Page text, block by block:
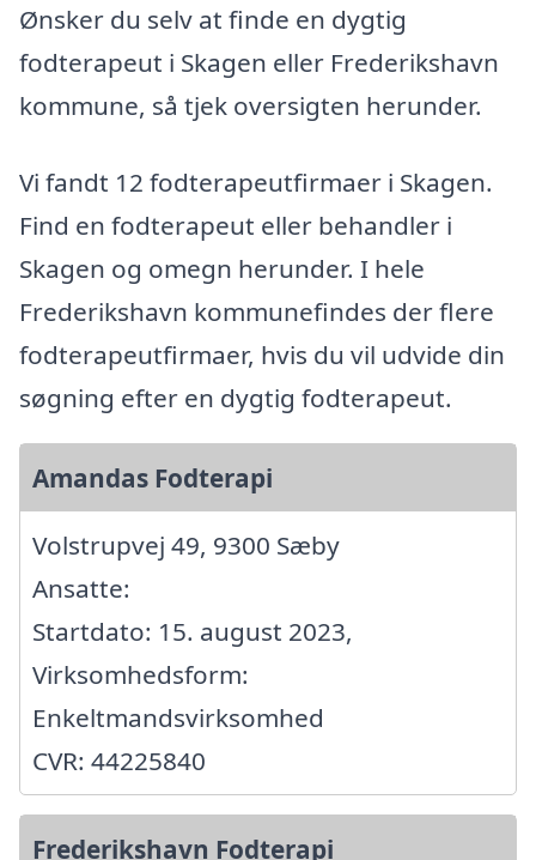
Ønsker du selv at finde en dygtig
fodterapeut i Skagen eller Frederikshavn
kommune, så tjek oversigten herunder.
Vi fandt 12 fodterapeutfirmaer i Skagen.
Find en fodterapeut eller behandler i
Skagen og omegn herunder. I hele
Frederikshavn kommunefindes der flere
fodterapeutfirmaer, hvis du vil udvide din
søgning efter en dygtig fodterapeut.
Amandas Fodterapi
Volstrupvej 49, 9300 Sæby
Ansatte:
Startdato: 15. august 2023,
Virksomhedsform:
Enkeltmandsvirksomhed
CVR: 44225840
Frederikshavn Fodterapi